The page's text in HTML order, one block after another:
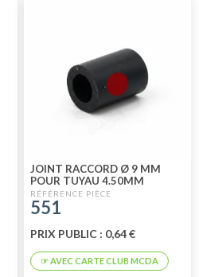
JOINT RACCORD Ø 9 MM
POUR TUYAU 4.50MM
LOCHKEED
551
PRIX PUBLIC : 0,64 €